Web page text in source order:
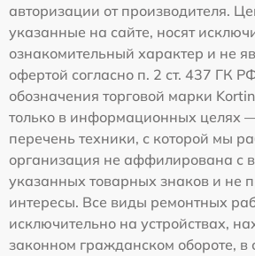
авторизации от производителя.
указанные на сайте, носят
ознакомительный характер и не
офертой согласно п. 2 ст. 437 ГК
обозначения торговой марки
только в информационных целях
перечень техники, с которой мы
организация не аффилирована с
указанных товарных знаков и не
интересы. Все виды ремонтных
исключительно на устройствах,
законном гражданском обороте, в